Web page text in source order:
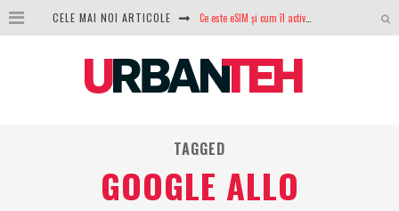
CELE MAI NOI ARTICOLE
TAGGED
GOOGLE ALLO